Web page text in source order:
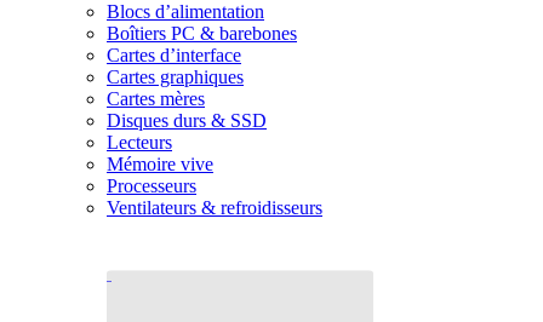
Blocs d’alimentation
Boîtiers PC & barebones
Cartes d’interface
Cartes graphiques
Cartes mères
Disques durs & SSD
Lecteurs
Mémoire vive
Processeurs
Ventilateurs & refroidisseurs